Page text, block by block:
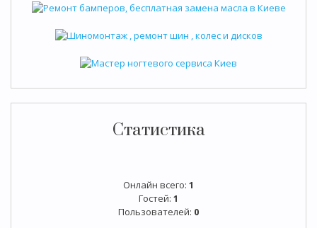
Статистика
Онлайн всего: 1
Гостей: 1
Пользователей: 0